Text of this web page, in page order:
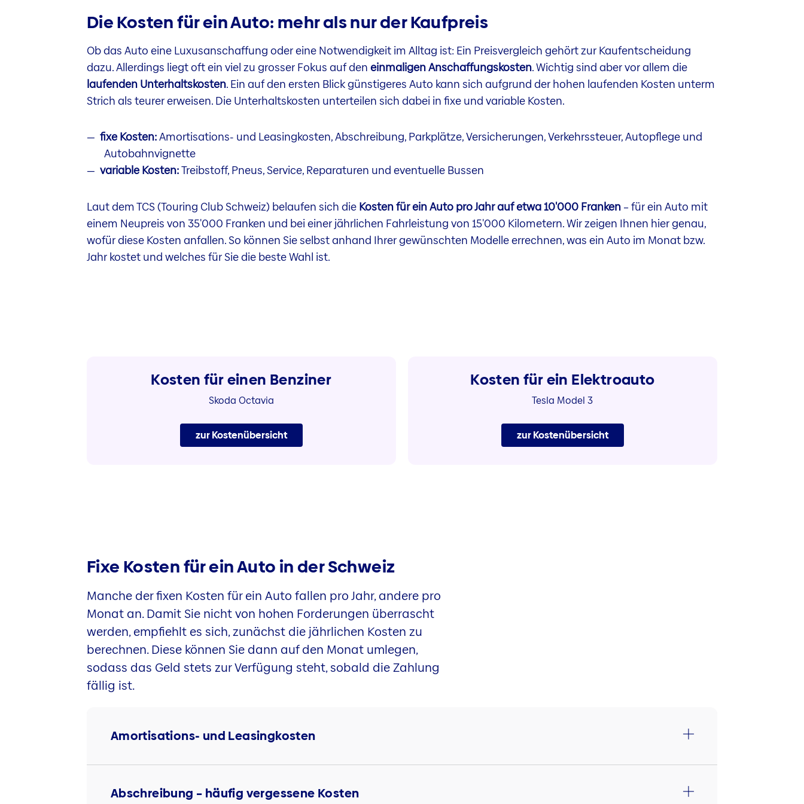
Die Kosten für ein Auto: mehr als nur der Kaufpreis
Ob das Auto eine Luxusanschaffung oder eine Notwendigkeit im Alltag ist: Ein Preisvergleich gehört zur Kaufentscheidung
dazu. Allerdings liegt oft ein viel zu grosser Fokus auf den einmaligen Anschaffungskosten. Wichtig sind aber vor allem die
laufenden Unterhaltskosten. Ein auf den ersten Blick günstigeres Auto kann sich aufgrund der hohen laufenden Kosten unterm
Strich als teurer erweisen. Die Unterhaltskosten unterteilen sich dabei in fixe und variable Kosten.
fixe Kosten:Amortisations- und Leasingkosten, Abschreibung, Parkplätze, Versicherungen, Verkehrssteuer, Autopflege und
Autobahnvignette
variable Kosten:Treibstoff, Pneus, Service, Reparaturen und eventuelle Bussen
Laut dem TCS (Touring Club Schweiz) belaufen sich die Kosten für ein Auto pro Jahr auf etwa 10'000 Franken– für ein Auto mit
einem Neupreis von 35'000 Franken und bei einer jährlichen Fahrleistung von 15'000 Kilometern. Wir zeigen Ihnen hier genau,
wofür diese Kosten anfallen. So können Sie selbst anhand Ihrer gewünschten Modelle errechnen, was ein Auto im Monat bzw.
Jahr kostet und welches für Sie die beste Wahl ist.
Kosten für einen Benziner
Skoda Octavia
zur Kostenübersicht
Kosten für ein Elektroauto
Tesla Model 3
zur Kostenübersicht
Fixe Kosten für ein Auto in der Schweiz
Manche der fixen Kosten für ein Auto fallen pro Jahr, andere pro
Monat an. Damit Sie nicht von hohen Forderungen überrascht
werden, empfiehlt es sich, zunächst die jährlichen Kosten zu
berechnen. Diese können Sie dann auf den Monat umlegen,
sodass das Geld stets zur Verfügung steht, sobald die Zahlung
fällig ist.
Amortisations- und Leasingkosten
Abschreibung – häufig vergessene Kosten